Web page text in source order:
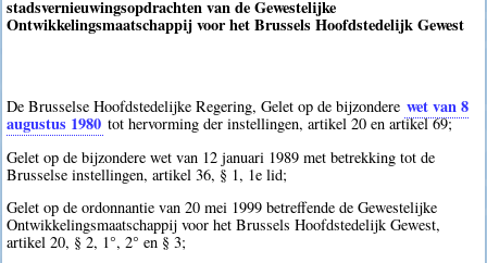
stadsvernieuwingsopdrachten van de Gewestelijke
Ontwikkelingsmaatschappij voor het Brussels Hoofdstedelijk Gewest
De Brusselse Hoofdstedelijke Regering, Gelet op de bijzondere wet van 8
augustus 1980 tot hervorming der instellingen, artikel 20 en artikel 69;
Gelet op de bijzondere wet van 12 januari 1989 met betrekking tot de
Brusselse instellingen, artikel 36, § 1, 1e lid;
Gelet op de ordonnantie van 20 mei 1999 betreffende de Gewestelijke
Ontwikkelingsmaatschappij voor het Brussels Hoofdstedelijk Gewest,
artikel 20, § 2, 1°, 2° en § 3;